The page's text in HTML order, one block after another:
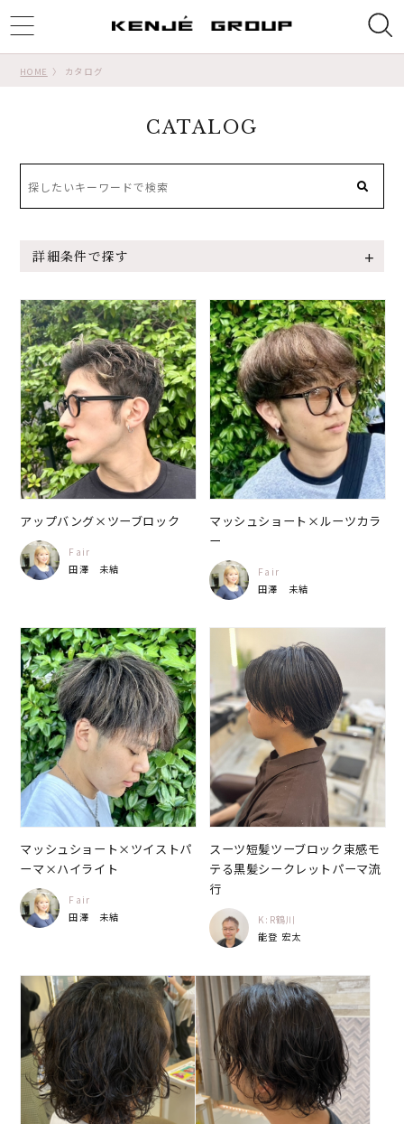
HOME カタログ
CATALOG
詳細条件で探す
アップバング×ツーブロック
Fair
田澤 未結
マッシュショート×ルーツカラ
ー
Fair
田澤 未結
マッシュショート×ツイストパ
ーマ×ハイライト
Fair
田澤 未結
スーツ短髪ツーブロック束感モ
テる黒髪シークレットパーマ流
行
K:R鶴川
能登 宏太